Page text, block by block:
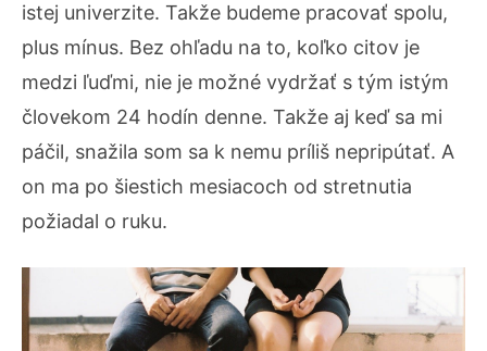
istej univerzite. Takže budeme pracovať spolu,
plus mínus. Bez ohľadu na to, koľko citov je
medzi ľuďmi, nie je možné vydržať s tým istým
človekom 24 hodín denne. Takže aj keď sa mi
páčil, snažila som sa k nemu príliš nepripútať. A
on ma po šiestich mesiacoch od stretnutia
požiadal o ruku.